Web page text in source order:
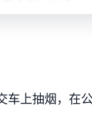
上抽烟，在